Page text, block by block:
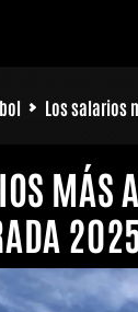
Los salarios
MÁS